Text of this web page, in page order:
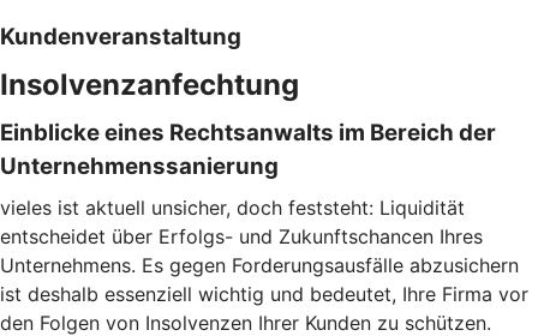
Kundenveranstaltung
Insolvenzanfechtung
Einblicke eines Rechtsanwalts im Bereich der
Unternehmenssanierung
vieles ist aktuell unsicher, doch feststeht: Liquidität
entscheidet über Erfolgs- und Zukunftschancen Ihres
Unternehmens. Es gegen Forderungsausfälle abzusichern
ist deshalb essenziell wichtig und bedeutet, Ihre Firma vor
den Folgen von Insolvenzen Ihrer Kunden zu schützen.